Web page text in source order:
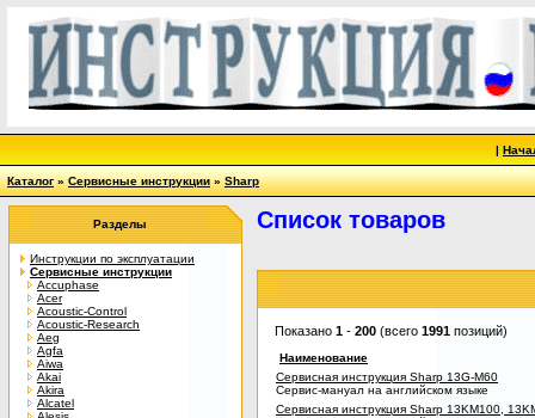
|
Каталог»Сервисные инструкции»Sharp
Разделы
Инструкции по эксплуатации
Сервисные инструкции
Accuphase
Acer
Acoustic-Control
Acoustic-Research
Aeg
Agfa
Aiwa
Akai
Akira
Alcatel
Список товаров
Показано 1 - 200 (всего 1991 позиций)
Наименование
Сервисная инструкция Sharp 13G-M60
Сервис-мануал на английском языке
Сервисная инструкция Sharp 13KM100,